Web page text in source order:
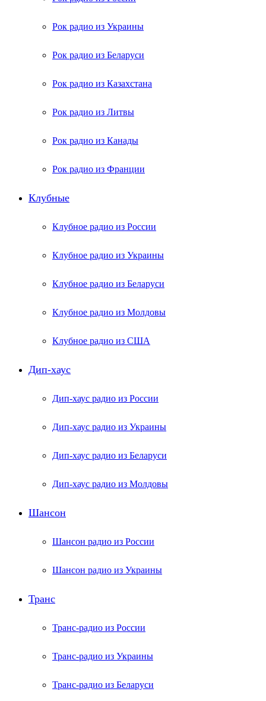
Рок радио из Украины
Рок радио из Беларуси
Рок радио из Казахстана
Рок радио из Литвы
Рок радио из Канады
Рок радио из Франции
Клубные
Клубное радио из России
Клубное радио из Украины
Клубное радио из Беларуси
Клубное радио из Молдовы
Клубное радио из США
Дип-хаус
Дип-хаус радио из России
Дип-хаус радио из Украины
Дип-хаус радио из Беларуси
Дип-хаус радио из Молдовы
Шансон
Шансон радио из России
Шансон радио из Украины
Транс
Транс-радио из России
Транс-радио из Украины
Транс-радио из Беларуси